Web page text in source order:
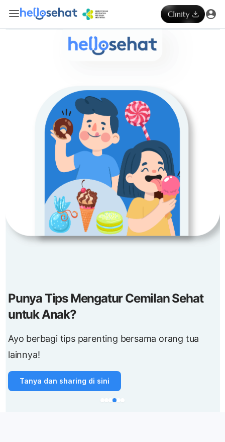
Yuk cerita dan berbagi dukungan di sini!
Kirim ceritamu